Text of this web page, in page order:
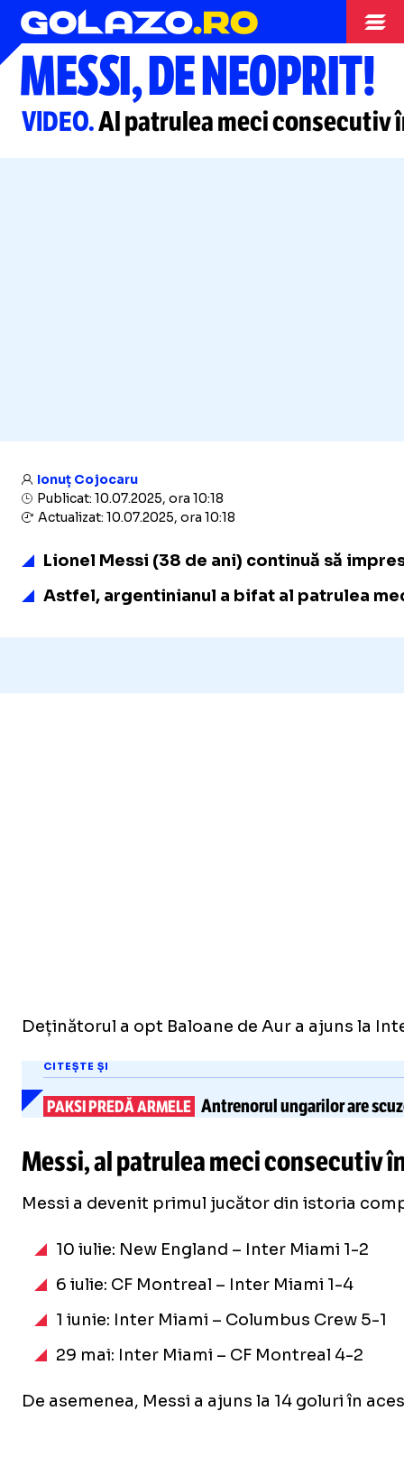
Campionate
MESSI, DE NEOPRIT!
VIDEO.Al patrulea meci consecutiv
Ionuț Cojocaru
Publicat: 10.07.2025, ora 10:18
Actualizat: 10.07.2025, ora 10:18
Lionel Messi (38 de ani) continuă să
Astfel, argentinianul a bifat al patrulea
Deținătorul a opt Baloane de Aur a ajuns la
CITEȘTE ȘI
PAKSI PREDĂ ARMELE Antrenorul ungarilor are
Messi, al patrulea meci consecutiv
Messi a devenit primul jucător din istoria
10 iulie: New England – Inter Miami 1-2
6 iulie: CF Montreal – Inter Miami 1-4
1 iunie: Inter Miami – Columbus Crew 5-1
29 mai: Inter Miami – CF Montreal 4-2
De asemenea, Messi a ajuns la 14 goluri în